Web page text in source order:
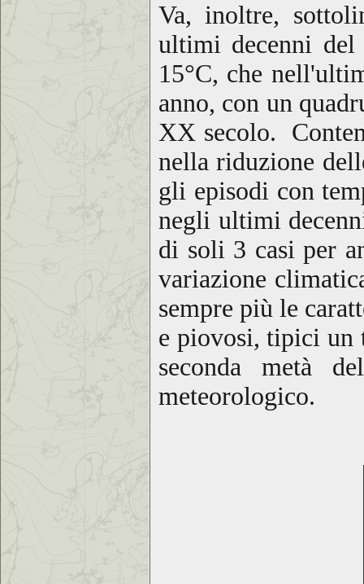
Va, inoltre,
ultimi decenni del
15°C, che
anno, con un
XX secolo.
nella riduzione
gli episodi con
negli ultimi
di soli 3 casi per
variazione
sempre più le
e piovosi, tipici un
seconda metà
meteorologico.